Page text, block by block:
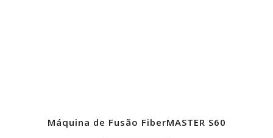
Máquina de Fusão FiberMASTER S60